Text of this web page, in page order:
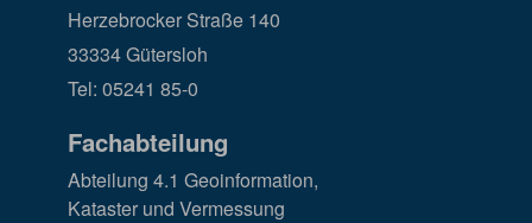
Herzebrocker Straße 140
33334 Gütersloh
Tel: 05241 85-0
Fachabteilung
Abteilung 4.1 Geoinformation,
Kataster und Vermessung